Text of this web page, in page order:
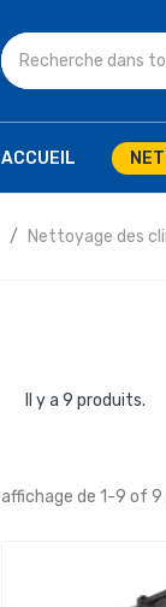
ACCUEIL
Nettoyage des
Il y a 9 produits.
affichage de 1-9 of 9